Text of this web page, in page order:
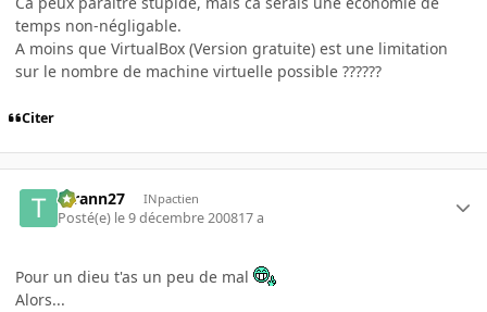
temps non-négligable.
A moins que VirtualBox (Version gratuite) est une limitation
sur le nombre de machine virtuelle possible ??????
Citer
tyrann27 INpactien
Posté(e) le 9 décembre 200817 a
Pour un dieu t'as un peu de mal
Alors...